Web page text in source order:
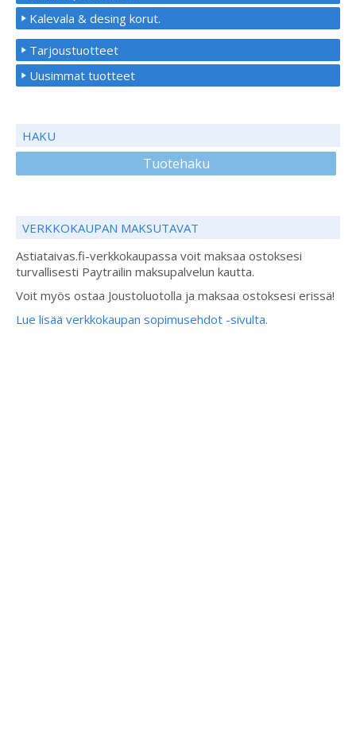
Kalevala & desing korut.
Tarjoustuotteet
Uusimmat tuotteet
HAKU
Tuotehaku
VERKKOKAUPAN MAKSUTAVAT
Astiataivas.fi-verkkokaupassa voit maksaa ostoksesi
turvallisesti Paytrailin maksupalvelun kautta.
Voit myös ostaa Joustoluotolla ja maksaa ostoksesi erissä!
Lue lisää verkkokaupan sopimusehdot -sivulta.